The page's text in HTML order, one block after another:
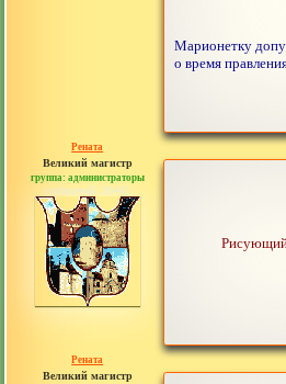
Марионетку
о время
Рената
Великий магистр
группа: администраторы
сообщений: 30442
Рисующий
Рената
Великий магистр